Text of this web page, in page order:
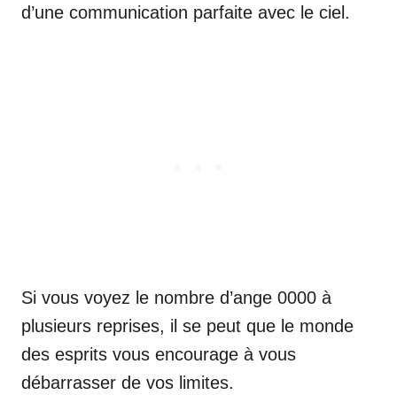
d’une communication parfaite avec le ciel.
Si vous voyez le nombre d’ange 0000 à
plusieurs reprises, il se peut que le monde
des esprits vous encourage à vous
débarrasser de vos limites.